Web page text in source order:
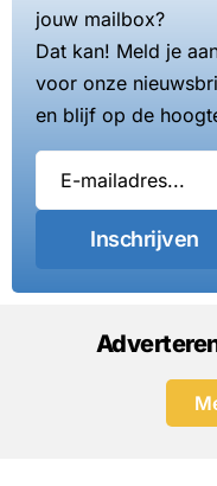
jouw mailbox?
Dat kan! Meld je
voor onze
en blijf op de
Inschrijven